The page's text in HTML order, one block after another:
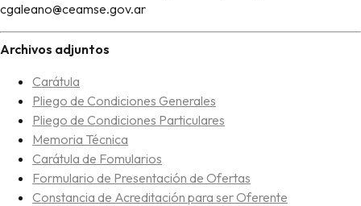
cgaleano@ceamse.gov.ar
Archivos adjuntos
Carátula
Pliego de Condiciones Generales
Pliego de Condiciones Particulares
Memoria Técnica
Carátula de Fomularios
Formulario de Presentación de Ofertas
Constancia de Acreditación para ser Oferente